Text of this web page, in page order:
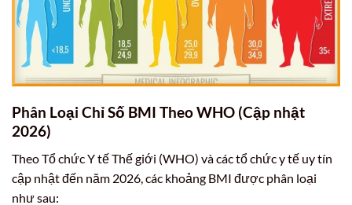
Phân Loại Chỉ Số BMI Theo WHO (Cập nhật
2026)
Theo Tổ chức Y tế Thế giới (WHO) và các tổ chức y tế uy tín
cập nhật đến năm 2026, các khoảng BMI được phân loại
như sau: